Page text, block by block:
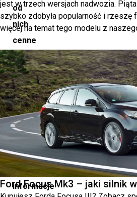
od
nich
cenne
informacje.
Jak
się
przed
tym
bronić?
Oto
najważniejsze
informacje
jest w trzech wersjach nadwozia.
szybko zdobyła popularność i rzeszę
więcej na temat tego modelu z
Ford Focus Mk3 – jaki silnik